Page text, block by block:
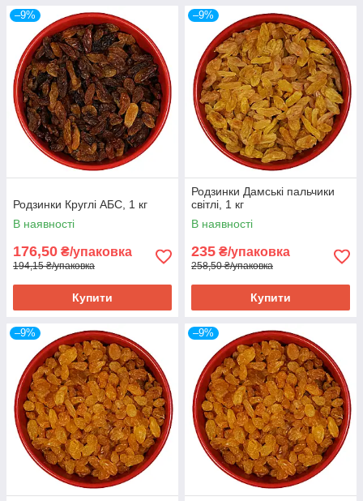
–9%
Родзинки Круглі АБС, 1 кг
В наявності
176,50 ₴/упаковка
194,15 ₴/упаковка
Купити
–9%
Родзинки Дамські пальчики
світлі, 1 кг
В наявності
235 ₴/упаковка
258,50 ₴/упаковка
Купити
–9% –9%